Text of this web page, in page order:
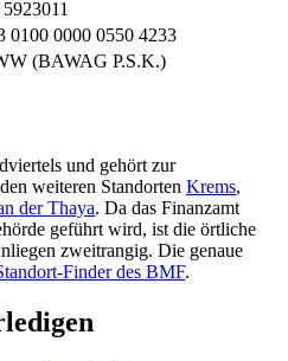
0100 0000 0550 4233
(BAWAG P.S.K.)
und gehört zur
weiteren Standorten Krems,
der Thaya. Da das Finanzamt
geführt wird, ist die örtliche
zweitrangig. Die genaue
Finder des BMF.